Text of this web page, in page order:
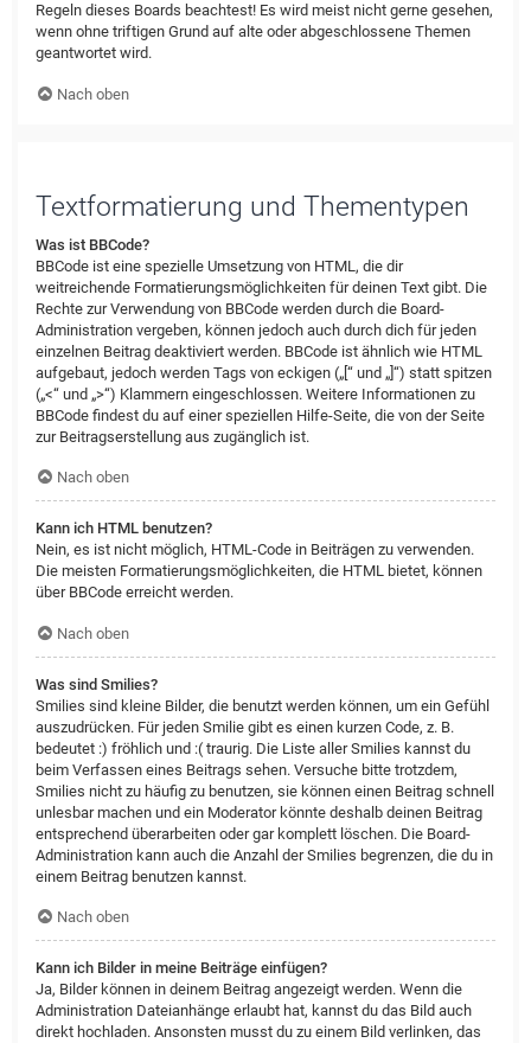
Regeln dieses Boards beachtest! Es wird meist nicht gerne gesehen,
wenn ohne triftigen Grund auf alte oder abgeschlossene Themen
geantwortet wird.
Nach oben
Textformatierung und Thementypen
Was ist BBCode?
BBCode ist eine spezielle Umsetzung von HTML, die dir
weitreichende Formatierungsmöglichkeiten für deinen Text gibt. Die
Rechte zur Verwendung von BBCode werden durch die Board-
Administration vergeben, können jedoch auch durch dich für jeden
einzelnen Beitrag deaktiviert werden. BBCode ist ähnlich wie HTML
aufgebaut, jedoch werden Tags von eckigen („[“ und „]“) statt spitzen
(„<“ und „>“) Klammern eingeschlossen. Weitere Informationen zu
BBCode findest du auf einer speziellen Hilfe-Seite, die von der Seite
zur Beitragserstellung aus zugänglich ist.
Nach oben
Kann ich HTML benutzen?
Nein, es ist nicht möglich, HTML-Code in Beiträgen zu verwenden.
Die meisten Formatierungsmöglichkeiten, die HTML bietet, können
über BBCode erreicht werden.
Nach oben
Was sind Smilies?
Smilies sind kleine Bilder, die benutzt werden können, um ein Gefühl
auszudrücken. Für jeden Smilie gibt es einen kurzen Code, z. B.
bedeutet :) fröhlich und :( traurig. Die Liste aller Smilies kannst du
beim Verfassen eines Beitrags sehen. Versuche bitte trotzdem,
Smilies nicht zu häufig zu benutzen, sie können einen Beitrag schnell
unlesbar machen und ein Moderator könnte deshalb deinen Beitrag
entsprechend überarbeiten oder gar komplett löschen. Die Board-
Administration kann auch die Anzahl der Smilies begrenzen, die du in
einem Beitrag benutzen kannst.
Nach oben
Kann ich Bilder in meine Beiträge einfügen?
Ja, Bilder können in deinem Beitrag angezeigt werden. Wenn die
Administration Dateianhänge erlaubt hat, kannst du das Bild auch
direkt hochladen. Ansonsten musst du zu einem Bild verlinken, das